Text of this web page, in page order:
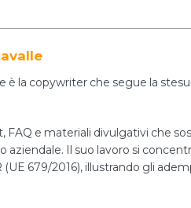
è la copywriter che segue la
FAQ e materiali divulgativi che
aziendale. Il suo lavoro si
679/2016), illustrando gli